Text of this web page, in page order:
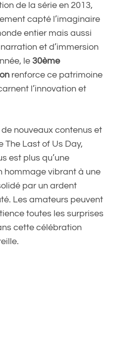
de la série en 2013,
capté l’imaginaire
entier mais aussi
et d’immersion
le 30ème
renforce ce patrimoine
l’innovation et
nouveaux contenus et
The Last of Us Day,
est plus qu’une
hommage vibrant à une
par un ardent
Les amateurs peuvent
toutes les surprises
cette célébration